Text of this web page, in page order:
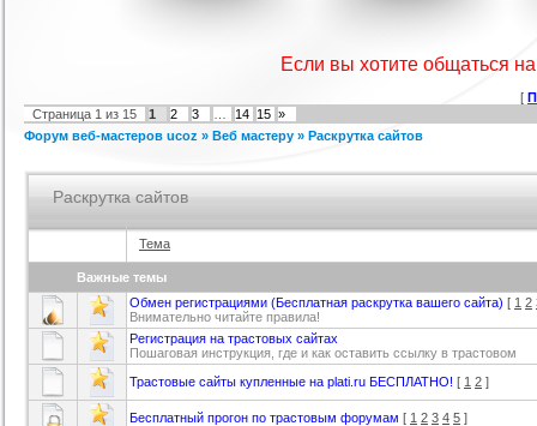
музыкальной
на движке
Шаблон для Ucoz : Irene
Категория :
Шаблон для ucoz Gaming Off.
Если вы хотите общаться
[
Страница 1 из 15 1 2 3 14 15 »
Форум веб-мастеров ucoz » Веб мастеру » Раскрутка сайтов
Раскрутка сайтов
Тема
Важные темы
Обмен регистрациями (Бесплатная раскрутка вашего сайта) [ 1 2
Внимательно читайте правила!
Регистрация на трастовых сайтах
Пошаговая инструкция, где и как оставить ссылку в трастовом
Трастовые сайты купленные на plati.ru БЕСПЛАТНО! [ 1 2 ]
Бесплатный прогон по трастовым форумам [ 1 2 3 4 5 ]